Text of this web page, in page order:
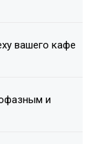
вашего кафе
и